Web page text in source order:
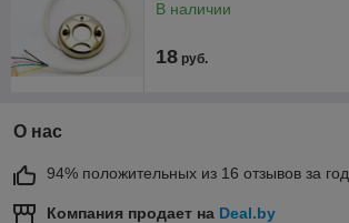
В наличии
18 руб.
О нас
94% положительных из 16 отзывов за год
Компания продает на Deal.by